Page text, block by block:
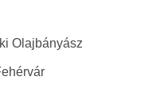
Olajbányász